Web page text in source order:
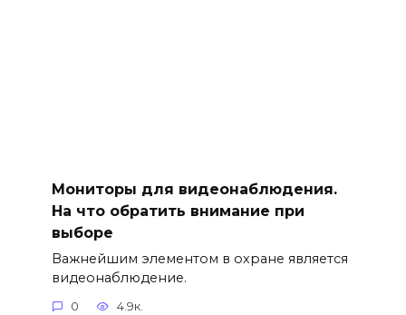
Мониторы для видеонаблюдения.
На что обратить внимание при
выборе
Важнейшим элементом в охране является
видеонаблюдение.
0 4.9к.